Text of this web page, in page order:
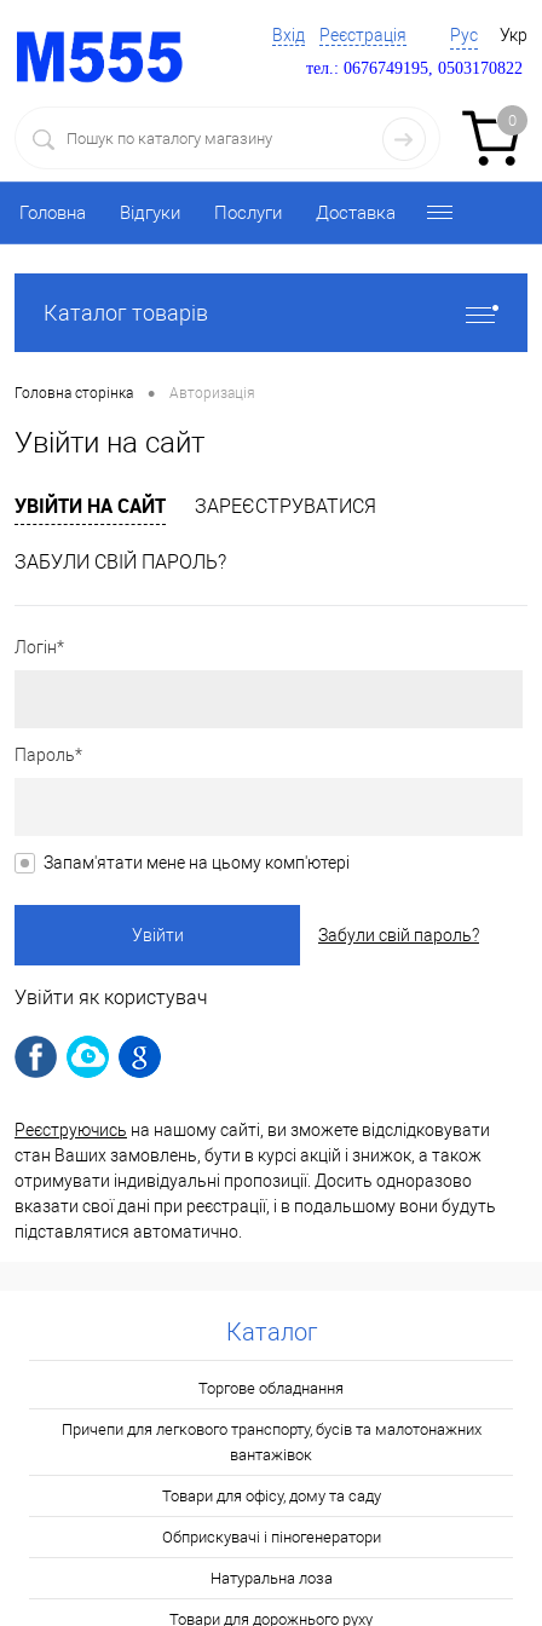
Вхід Реєстрація Рус Укр
тел.: 0676749195, 0503170822
0
Головна Відгуки Послуги Доставка
Каталог товарів
Головна сторінка • Авторизація
Увійти на сайт
УВІЙТИ НА САЙТ ЗАРЕЄСТРУВАТИСЯ
ЗАБУЛИ СВІЙ ПАРОЛЬ?
Логін*
Пароль*
Запам'ятати мене на цьому комп'ютері
Забули свій пароль?
Увійти як користувач
Реєструючись на нашому сайті, ви зможете відслідковувати
стан Ваших замовлень, бути в курсі акцій і знижок, а також
отримувати індивідуальні пропозиції. Досить одноразово
вказати свої дані при реєстрації, і в подальшому вони будуть
підставлятися автоматично.
Каталог
Торгове обладнання
Причепи для легкового транспорту, бусів та малотонажних
вантажівок
Товари для офісу, дому та саду
Обприскувачі і піногенератори
Натуральна лоза
Товари для дорожнього руху